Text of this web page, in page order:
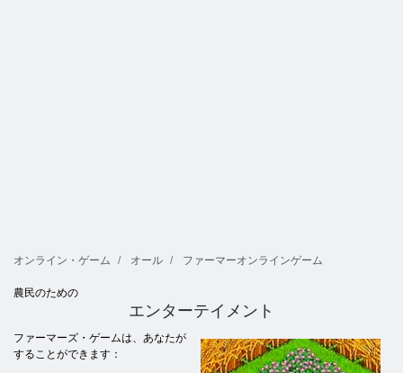
オンライン・ゲーム オール ファーマーオンラインゲーム
農民のための
エンターテイメント
ファーマーズ・ゲームは、あなたが
することができます：